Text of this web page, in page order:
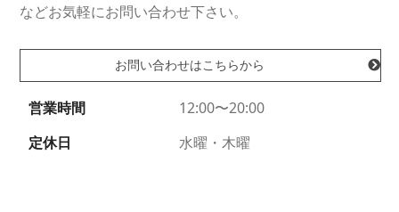
などお気軽にお問い合わせ下さい。
お問い合わせはこちらから
営業時間
12:00〜20:00
定休日
水曜・木曜